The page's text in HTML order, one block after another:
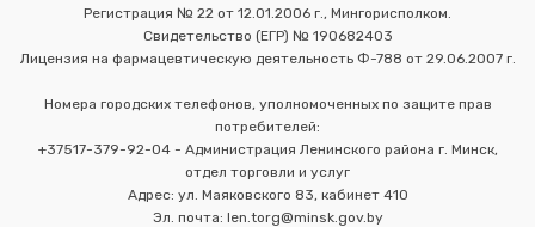
Регистрация № 22 от 12.01.2006 г., Мингорисполком.
Свидетельство (ЕГР) № 190682403
Лицензия на фармацевтическую деятельность Ф-788 от 29.06.2007 г.
Номера городских телефонов, уполномоченных по защите прав
потребителей:
+37517-379-92-04 - Администрация Ленинского района г. Минск,
отдел торговли и услуг
Адрес: ул. Маяковского 83, кабинет 410
Эл. почта: len.torg@minsk.gov.by